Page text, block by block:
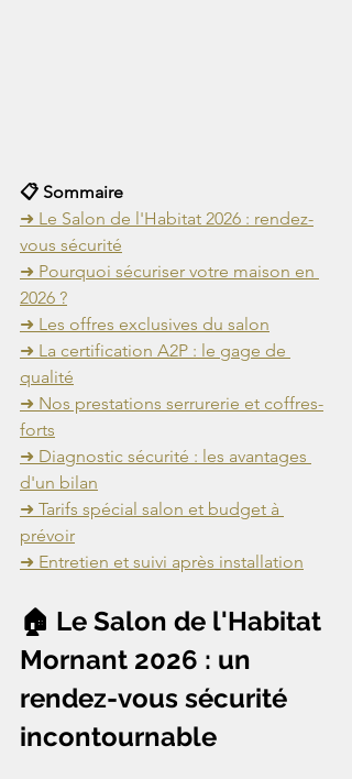
📋 Sommaire
➜ Le Salon de l'Habitat 2026 : rendez-
vous sécurité
➜ Pourquoi sécuriser votre maison en
2026 ?
➜ Les offres exclusives du salon
➜ La certification A2P : le gage de
qualité
➜ Nos prestations serrurerie et coffres-
forts
➜ Diagnostic sécurité : les avantages
d'un bilan
➜ Tarifs spécial salon et budget à
prévoir
➜ Entretien et suivi après installation
🏠 Le Salon de l'Habitat
Mornant 2026 : un
rendez-vous sécurité
incontournable